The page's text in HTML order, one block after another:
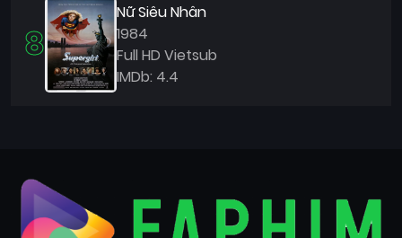
8
Nữ Siêu Nhân
1984
Full HD Vietsub
IMDb: 4.4